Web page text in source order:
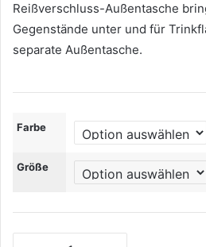
Reißverschluss-Außentasche
Gegenstände unter und für
separate Außentasche.
Farbe
Größe